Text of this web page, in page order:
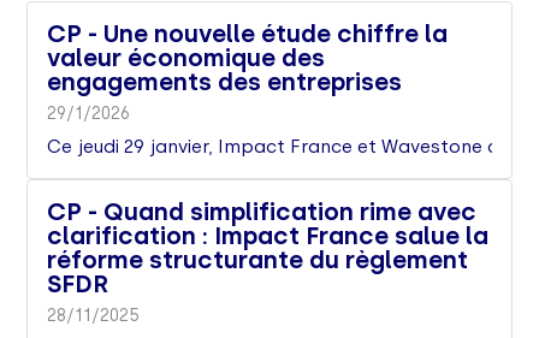
CP - Une nouvelle étude chiffre la
valeur économique des
engagements des entreprises
29/1/2026
Ce jeudi 29 janvier, Impact France et Wavestone
CP - Quand simplification rime avec
clarification : Impact France salue la
réforme structurante du règlement
SFDR
28/11/2025